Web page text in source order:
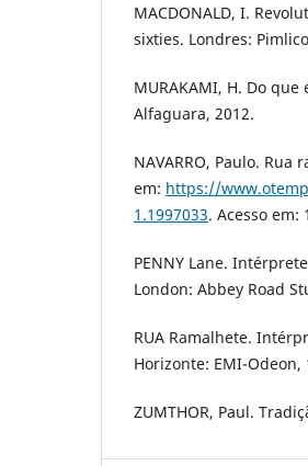
MACDONALD, I.
sixties. Londres:
MURAKAMI, H. Do
Alfaguara, 2012.
NAVARRO, Paulo.
em: https://
1.1997033. Acesso em:
PENNY Lane.
London: Abbey Road
RUA Ramalhete.
Horizonte: EMI-Odeon,
ZUMTHOR, Paul.